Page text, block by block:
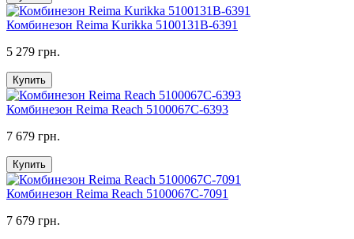
Комбинезон Reima Kurikka 5100131B-6391
5 279 грн.
Купить
Комбинезон Reima Reach 5100067C-6393
7 679 грн.
Купить
Комбинезон Reima Reach 5100067C-7091
7 679 грн.